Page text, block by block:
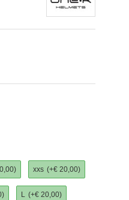
xxs (+€ 20,00)
L (+€ 20,00)